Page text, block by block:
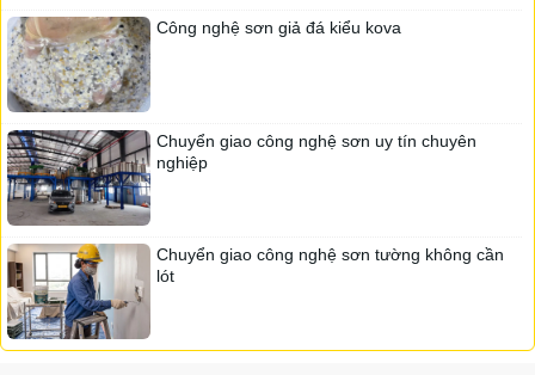
Công nghệ sơn giả đá kiểu kova
Chuyển giao công nghệ sơn uy tín chuyên
nghiệp
Chuyển giao công nghệ sơn tường không cần
lót